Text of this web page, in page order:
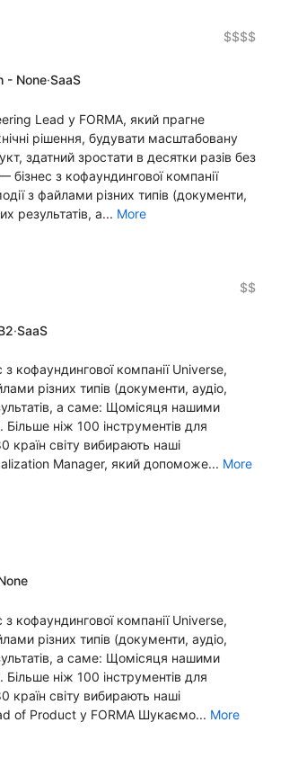
$$$$
- None·SaaS
Lead у FORMA, який прагне
рішення, будувати масштабовану
здатний зростати в десятки разів без
бізнес з кофаундингової компанії
з файлами різних типів (документи,
результатів, а... More
$$
·SaaS
кофаундингової компанії Universe,
різних типів (документи, аудіо,
а саме: Щомісяця нашими
ніж 100 інструментів для
країн світу вибирають наші
Manager, який допоможе... More
кофаундингової компанії Universe,
різних типів (документи, аудіо,
а саме: Щомісяця нашими
ніж 100 інструментів для
країн світу вибирають наші
of Product у FORMA Шукаємо... More